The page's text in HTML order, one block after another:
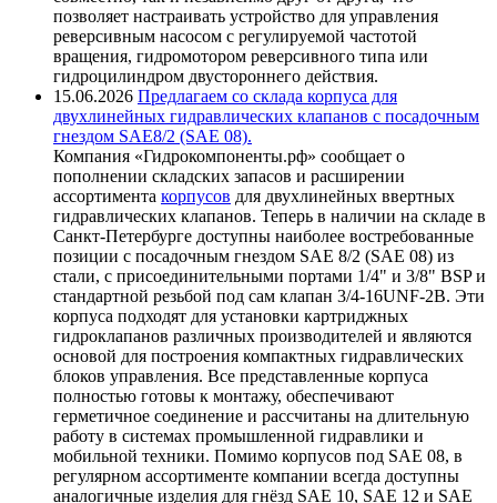
позволяет настраивать устройство для управления
реверсивным насосом с регулируемой частотой
вращения, гидромотором реверсивного типа или
гидроцилиндром двустороннего действия.
15.06.2026 Предлагаем со склада корпуса для
двухлинейных гидравлических клапанов с посадочным
гнездом SAE8/2 (SAE 08).
Компания «Гидрокомпоненты.рф» сообщает о
пополнении складских запасов и расширении
ассортимента корпусов для двухлинейных ввертных
гидравлических клапанов. Теперь в наличии на складе в
Санкт-Петербурге доступны наиболее востребованные
позиции с посадочным гнездом SAE 8/2 (SAE 08) из
стали, с присоединительными портами 1/4" и 3/8" BSP и
стандартной резьбой под сам клапан 3/4-16UNF-2B. Эти
корпуса подходят для установки картриджных
гидроклапанов различных производителей и являются
основой для построения компактных гидравлических
блоков управления. Все представленные корпуса
полностью готовы к монтажу, обеспечивают
герметичное соединение и рассчитаны на длительную
работу в системах промышленной гидравлики и
мобильной техники. Помимо корпусов под SAE 08, в
регулярном ассортименте компании всегда доступны
аналогичные изделия для гнёзд SAE 10, SAE 12 и SAE